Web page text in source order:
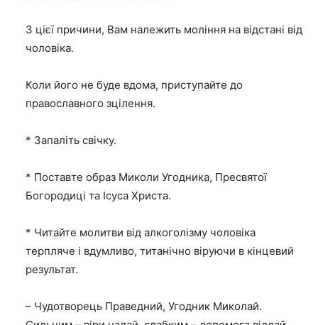
З цієї причини, Вам належить моління на відстані від
чоловіка.
Коли його не буде вдома, приступайте до
православного зцілення.
* Запаліть свічку.
* Поставте образ Миколи Угодника, Пресвятої
Богородиці та Ісуса Христа.
* Читайте молитви від алкоголізму чоловіка
терпляче і вдумливо, титанічно віруючи в кінцевий
результат.
– Чудотворець Праведний, Угодник Миколай.